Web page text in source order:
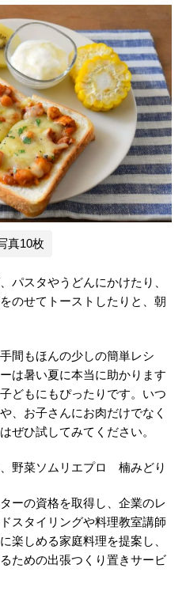
真10枚
パスタやうどんにかけたり、
のせてトーストしたりと、朝
間もほんの少しの簡単レシ
は暑い夏に本当に助かります
どもにもぴったりです。いつ
、お子さんにお肉だけでなく
ぜひ試してみてください。
野菜ソムリエプロ 楠みどり
ーの資格を取得し、企業のレ
スタイリングや料理教室講師
楽しめる家庭料理を提案し、
ための出張つくり置きサービ